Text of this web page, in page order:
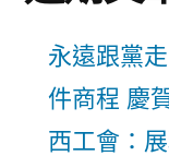
永遠跟黨
件商程 慶
西工會：